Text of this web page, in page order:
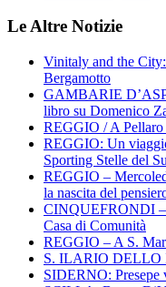
Le Altre Notizie
Vinitaly and the
Bergamotto
GAMBARIE
libro su Domenico
REGGIO / A
REGGIO: Un
Sporting Stelle del
REGGIO –
la nascita del
CINQUEFRONDI –
Casa di Comunità
REGGIO – A S.
S. ILARIO DELLO
SIDERNO: Presepe